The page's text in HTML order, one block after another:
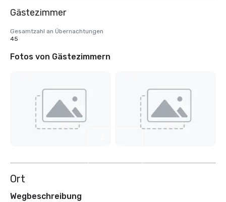
Gästezimmer
Gesamtzahl an Übernachtungen
45
Fotos von Gästezimmern
Ort
Wegbeschreibung